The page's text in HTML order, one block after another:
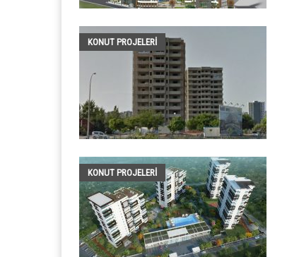
KONUT PROJELERI
KONUT PROJELERI